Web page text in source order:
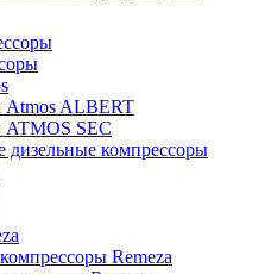
Atmos ALBERT
SEC
компрессоры
Remeza